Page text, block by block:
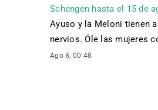
Schengen hasta el 15 de
Ayuso y la Meloni tienen
nervios. Óle las mujeres
Ago 8, 00:48